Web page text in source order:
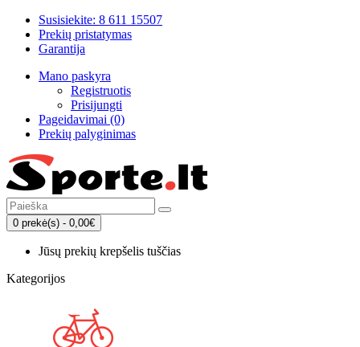
Susisiekite: 8 611 15507
Prekių pristatymas
Garantija
Mano paskyra
Registruotis
Prisijungti
Pageidavimai (0)
Prekių palyginimas
0 prekė(s) - 0,00€
Jūsų prekių krepšelis tuščias
Kategorijos